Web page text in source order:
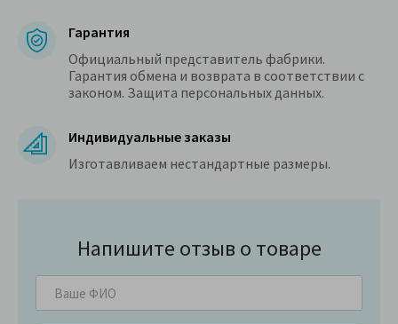
Гарантия
Официальный представитель фабрики.
Гарантия обмена и возврата в соответствии с
законом. Защита персональных данных.
Индивидуальные заказы
Изготавливаем нестандартные размеры.
Напишите отзыв о товаре